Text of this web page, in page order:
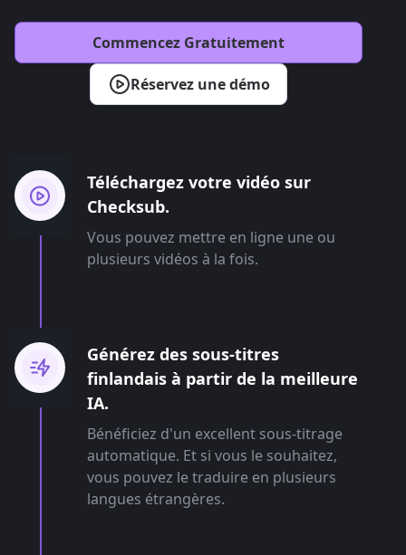
Réservez une démo
Commencez Gratuitement
Téléchargez votre vidéo sur
Checksub.
Vous pouvez mettre en ligne une ou
plusieurs vidéos à la fois.
Générez des sous-titres
finlandais à partir de la meilleure
IA.
Bénéficiez d'un excellent sous-titrage
automatique. Et si vous le souhaitez,
vous pouvez le traduire en plusieurs
langues étrangères.